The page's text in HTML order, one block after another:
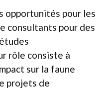
opportunités pour les
consultants pour des
rôle consiste à
sur la faune
projets de